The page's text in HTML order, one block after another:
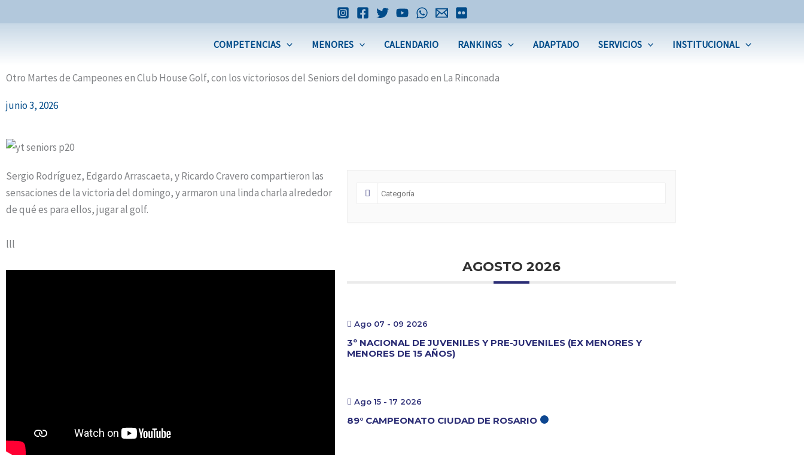
al
COMPETENCIAS MENORES CALENDARIO RANKINGS ADAPTADO SERVICIOS INSTITUCIONAL
Otro Martes de Campeones en Club House Golf, con los victoriosos del Seniors del domingo pasado en La Rinconada
junio 3, 2026
Sergio Rodríguez, Edgardo Arrascaeta, y Ricardo Cravero compartieron las
sensaciones de la victoria del domingo, y armaron una linda charla alrededor
de qué es para ellos, jugar al golf.
lll
AGOSTO 2026
Ago 07 - 09 2026
3º NACIONAL DE JUVENILES Y PRE-JUVENILES (EX MENORES Y
MENORES DE 15 AÑOS)
Ago 15 - 17 2026
89° CAMPEONATO CIUDAD DE ROSARIO